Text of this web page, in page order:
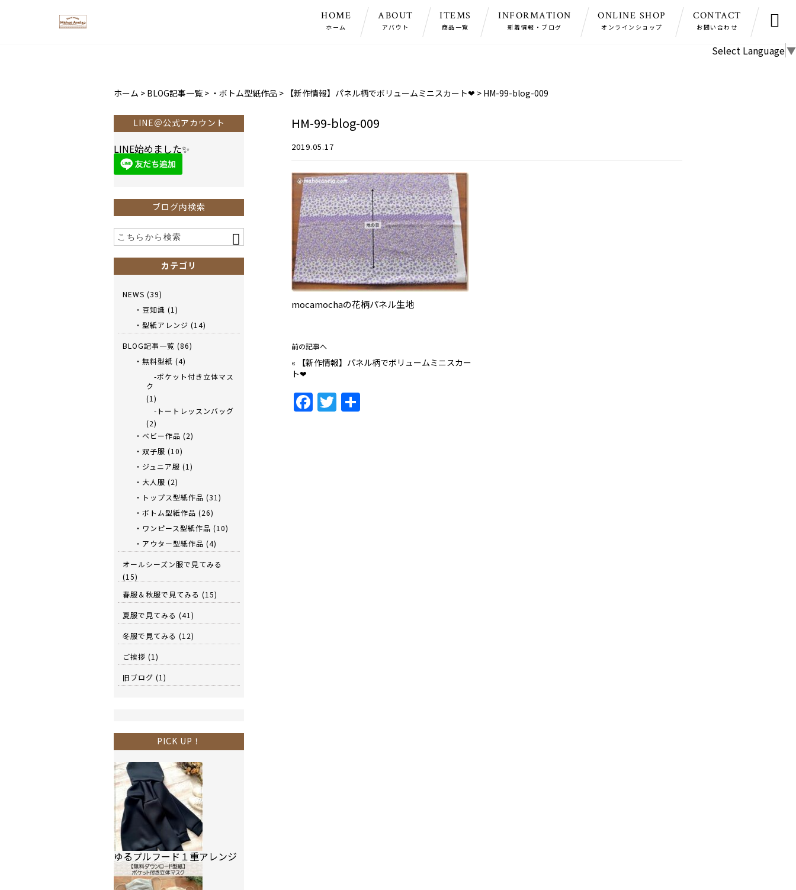
HOME
ホーム
ABOUT
アバウト
ITEMS
商品一覧
INFORMATION
新着情報・ブログ
ONLINE SHOP
オンラインショップ
CONTACT
お問い合わせ 
Select Language▼
ホーム > BLOG記事一覧 > ・ボトム型紙作品 > 【新作情報】パネル柄でボリュームミニスカート❤ > HM-99-blog-009
HM-99-blog-009
2019.05.17
mocamochaの花柄パネル生地
前の記事へ
«
【新作情報】パネル柄でボリュームミニスカー
ト❤
F
a
T
w
LINE＠公式アカウント
LINE始めました✨
ブログ内検索
カテゴリ
NEWS (39)
・豆知識 (1)
・型紙アレンジ (14)
BLOG記事一覧 (86)
・無料型紙 (4)
-ポケット付き立体マス
ク
(1)
-トートレッスンバッグ
(2)
・ベビー作品 (2)
・双子服 (10)
・ジュニア服 (1)
・大人服 (2)
・トップス型紙作品 (31)
・ボトム型紙作品 (26)
・ワンピース型紙作品 (10)
・アウター型紙作品 (4)
オールシーズン服で見てみる
(15)
春服＆秋服で見てみる (15)
夏服で見てみる (41)
冬服で見てみる (12)
ご挨拶 (1)
旧ブログ (1)
PICK UP！
ゆるプルフード１重アレンジ